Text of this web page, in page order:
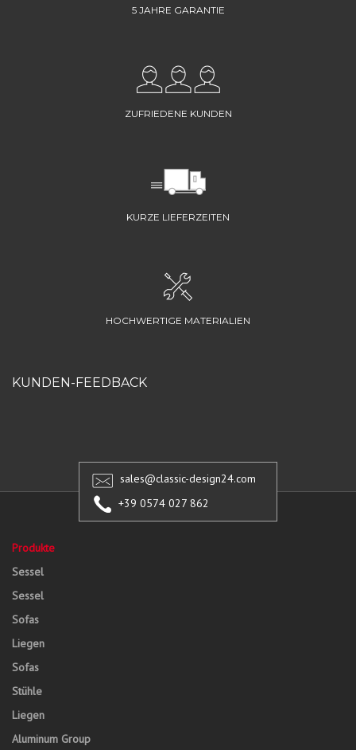
5 JAHRE GARANTIE
ZUFRIEDENE KUNDEN
KURZE LIEFERZEITEN
HOCHWERTIGE MATERIALIEN
KUNDEN-FEEDBACK
sales@classic-design24.com
+39 0574 027 862
Produkte
Sessel
Sessel
Sofas
Liegen
Sofas
Stühle
Liegen
Aluminum Group